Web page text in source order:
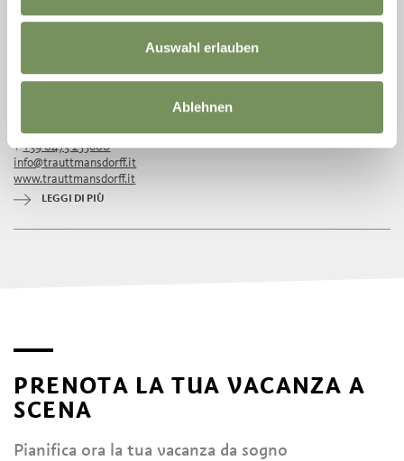
Auswahl erlauben
Ablehnen
Trauttmansdorff sono un palcoscenico verde di straordinaria
T+39 0473 255600
info@trauttmansdorff.it
www.trauttmansdorff.it
LEGGI DI PIÙ
PRENOTA LA TUA VACANZA A
SCENA
Pianifica ora la tua vacanza da sogno